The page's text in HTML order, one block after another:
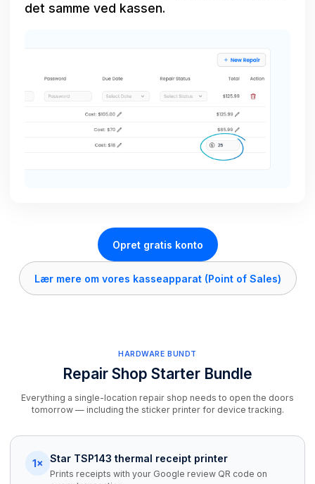
det samme ved kassen.
Opret gratis konto
Lær mere om vores kasseapparat (Point of Sales)
HARDWARE BUNDT
Repair Shop Starter Bundle
Everything a single-location repair shop needs to open the doors
tomorrow — including the sticker printer for device tracking.
1× Star TSP143 thermal receipt printer
Prints receipts with your Google review QR code on